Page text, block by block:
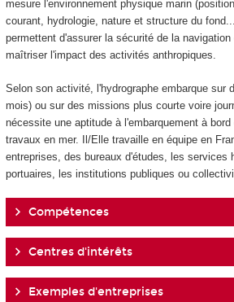
mesure l'environnement physique marin
courant, hydrologie, nature et structure du
permettent d'assurer la sécurité de la
maîtriser l'impact des activités anthropiques.
Selon son activité, l'hydrographe embarque sur
mois) ou sur des missions plus courte voire
nécessite une aptitude à l'embarquement à
travaux en mer. Il/Elle travaille en équipe en
entreprises, des bureaux d'études, les services
portuaires, les institutions publiques ou
Compétences
Centres d'intérêts
Exemples d'entreprises